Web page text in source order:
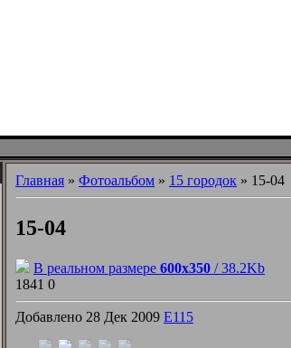
Главная » Фотоальбом » 15 городок » 15-04
15-04
В реальном размере 600x350 / 38.2Kb
1841 0
Добавлено 28 Дек 2009 Е115